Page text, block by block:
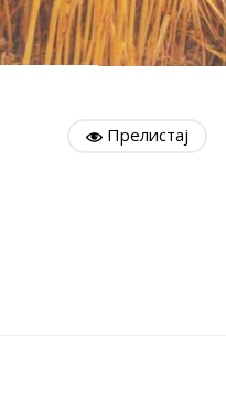
Прелистај